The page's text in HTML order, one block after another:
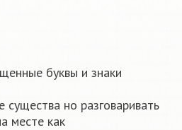
буквы и знаки
но разговаривать
месте как